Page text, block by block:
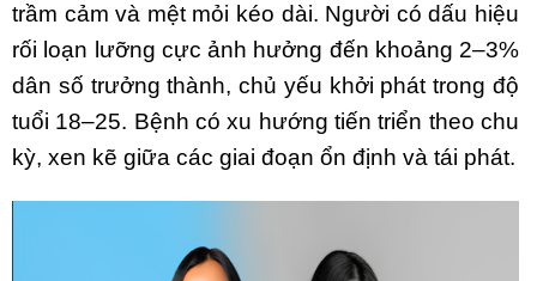
trầm cảm và mệt mỏi kéo dài. Người có dấu hiệu
rối loạn lưỡng cực ảnh hưởng đến khoảng 2–3%
dân số trưởng thành, chủ yếu khởi phát trong độ
tuổi 18–25. Bệnh có xu hướng tiến triển theo chu
kỳ, xen kẽ giữa các giai đoạn ổn định và tái phát.